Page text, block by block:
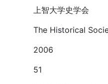
上智大学史学会
The Historical
2006
51